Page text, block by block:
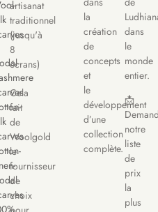
artisanat
traditionnel
(jusqu'à
8
écrans)
Cela
fait
de
Woolgold
le
fournisseur
de
choix
la
création
de
concepts
et
le
développement
d’une
collection
complète.
dans
le
monde
entier.
📩
notre
liste
de
prix
la
plus